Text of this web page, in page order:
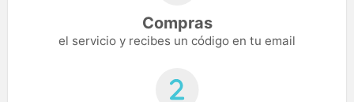
Compras
el servicio y recibes un código en tu email